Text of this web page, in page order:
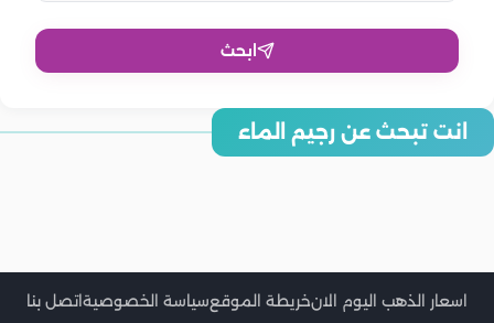
ابحث
انت تبحث عن رجيم الماء
ماذا يفعل رجيم الماء في جسمك بعد 3 أيام؟
اسعار الذهب اليوم الانخريطة الموقعسياسة الخصوصيةاتصل بنا